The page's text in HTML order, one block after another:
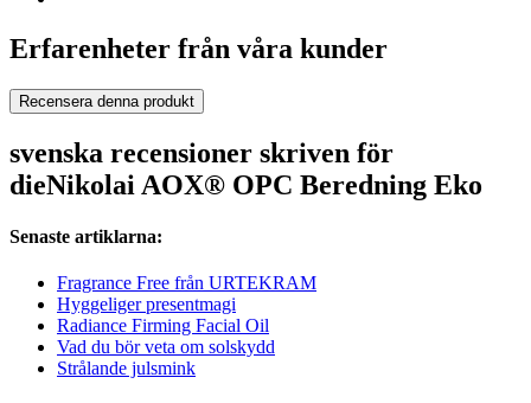
Erfarenheter från våra kunder
Recensera denna produkt
svenska recensioner skriven för
dieNikolai AOX® OPC Beredning Eko
Senaste artiklarna:
Fragrance Free från URTEKRAM
Hyggeliger presentmagi
Radiance Firming Facial Oil
Vad du bör veta om solskydd
Strålande julsmink